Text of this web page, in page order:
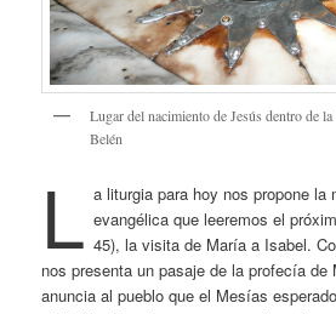
Lugar del nacimiento de Jesús dentro de
Belén
L a liturgia para hoy nos propone la
evangélica que leeremos el
45), la visita de María a Isabel.
nos presenta un pasaje de la profecía de
anuncia al pueblo que el Mesías